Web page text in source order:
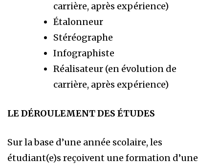
carrière, après expérience)
Étalonneur
Stéréographe
Infographiste
Réalisateur (en évolution de
carrière, après expérience)
LE DÉROULEMENT DES ÉTUDES
Sur la base d’une année scolaire, les
étudiant(e)s reçoivent une formation d’une